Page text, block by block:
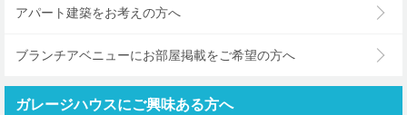
アパート建築をお考えの方へ
ブランチアベニューにお部屋掲載をご希望の方へ
ガレージハウスにご興味ある方へ